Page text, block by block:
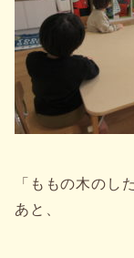
「ももの木のし
あと、